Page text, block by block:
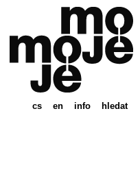
cs en info hledat